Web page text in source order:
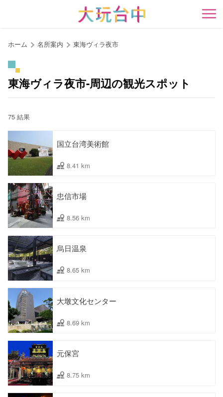
開
ホーム 名所案内 東海ヴィラ夜市
東海ヴィラ夜市-周辺の観光スポット
75 結果
国立台湾美術館
8.41 km
忠信市場
8.56 km
烏日温泉
8.65 km
大墩文化センター
8.69 km
元保宮
8.75 km